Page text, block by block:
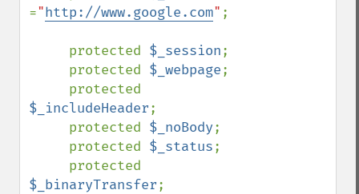
="http://www.google.com" ;
     protected
$_session;
     protected
$_webpage;
$_includeHeader;
     protected
$_noBody;
     protected
$_status;
$_binaryTransfer;